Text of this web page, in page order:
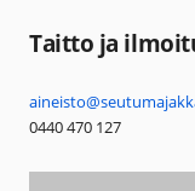
Taitto ja
0440 470 127